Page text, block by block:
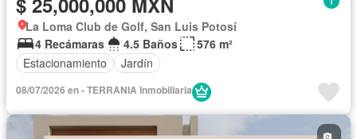
La Loma Club de Golf, San Luis Potosí
4 Recámaras
4.5 Baños
576 m²
Estacionamiento
Jardín
08/07/2026 en - TERRANIA Inmobiliaria